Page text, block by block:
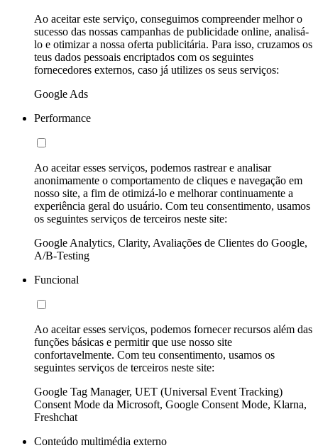
Ao aceitar este serviço, conseguimos compreender melhor o
sucesso das nossas campanhas de publicidade online, analisá-
lo e otimizar a nossa oferta publicitária. Para isso, cruzamos os
teus dados pessoais encriptados com os seguintes
fornecedores externos, caso já utilizes os seus serviços:
Google Ads
Performance
Ao aceitar esses serviços, podemos rastrear e analisar
anonimamente o comportamento de cliques e navegação em
nosso site, a fim de otimizá-lo e melhorar continuamente a
experiência geral do usuário. Com teu consentimento, usamos
os seguintes serviços de terceiros neste site:
Google Analytics, Clarity, Avaliações de Clientes do Google,
A/B-Testing
Funcional
Ao aceitar esses serviços, podemos fornecer recursos além das
funções básicas e permitir que use nosso site
confortavelmente. Com teu consentimento, usamos os
seguintes serviços de terceiros neste site:
Google Tag Manager, UET (Universal Event Tracking)
Consent Mode da Microsoft, Google Consent Mode, Klarna,
Freshchat
Conteúdo multimédia externo